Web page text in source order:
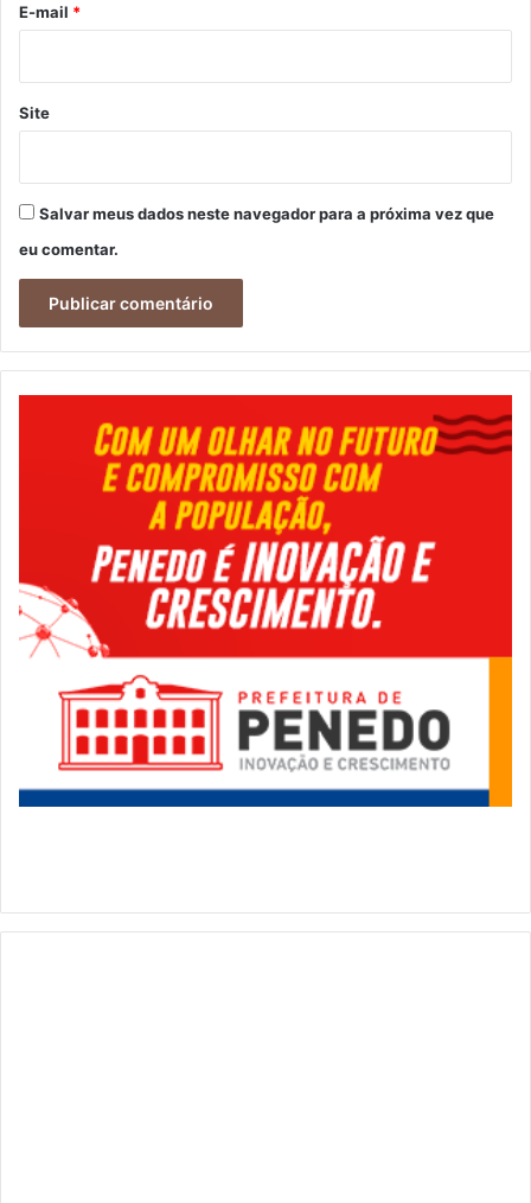
*
E-mail *
Site
Salvar meus dados neste navegador para a próxima vez que
eu comentar.